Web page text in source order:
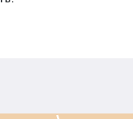
чого